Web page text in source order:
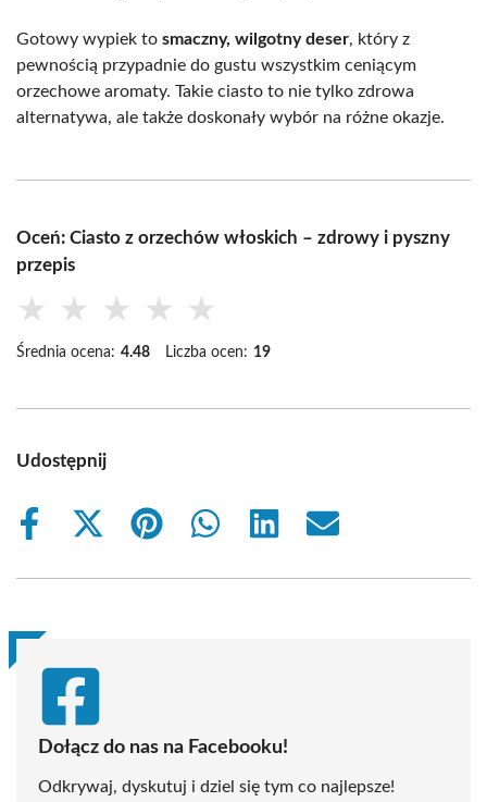
Gotowy wypiek to smaczny, wilgotny deser, który z
pewnością przypadnie do gustu wszystkim ceniącym
orzechowe aromaty. Takie ciasto to nie tylko zdrowa
alternatywa, ale także doskonały wybór na różne okazje.
Oceń: Ciasto z orzechów włoskich – zdrowy i pyszny
przepis
★ ★ ★ ★ ★
Średnia ocena: 4.48 Liczba ocen: 19
Udostępnij
Share
Share
(Twitter)
Share
Share
Share
Share
Dołącz do nas na Facebooku!
Odkrywaj, dyskutuj i dziel się tym co najlepsze!